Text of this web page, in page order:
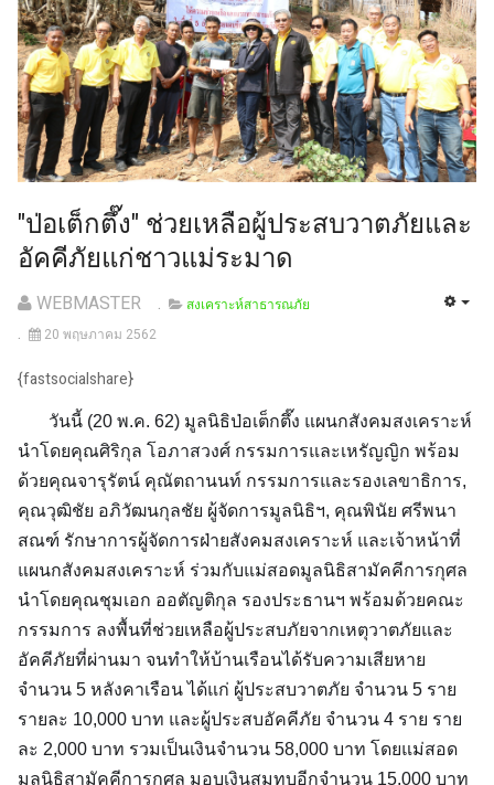
"ป่อเต็กตึ๊ง" ช่วยเหลือผู้ประสบวาตภัยและ
อัคคีภัยแก่ชาวแม่ระมาด
WEBMASTER
สงเคราะห์สาธารณภัย
20 พฤษภาคม 2562
{fastsocialshare}
วันนี้ (20 พ.ค. 62) มูลนิธิป่อเต็กตึ๊ง แผนกสังคมสงเคราะห์
นำโดยคุณศิริกุล โอภาสวงศ์ กรรมการและเหรัญญิก พร้อม
ด้วยคุณจารุรัตน์ คุณัตถานนท์ กรรมการและรองเลขาธิการ,
คุณวุฒิชัย อภิวัฒนกุลชัย ผู้จัดการมูลนิธิฯ, คุณพินัย ศรีพนา
สณฑ์ รักษาการผู้จัดการฝ่ายสังคมสงเคราะห์ และเจ้าหน้าที่
แผนกสังคมสงเคราะห์ ร่วมกับแม่สอดมูลนิธิสามัคคีการกุศล
นำโดยคุณชุมเอก ออตัญติกุล รองประธานฯ พร้อมด้วยคณะ
กรรมการ ลงพื้นที่ช่วยเหลือผู้ประสบภัยจากเหตุวาตภัยและ
อัคคีภัยที่ผ่านมา จนทำให้บ้านเรือนได้รับความเสียหาย
จำนวน 5 หลังคาเรือน ได้แก่ ผู้ประสบวาตภัย จำนวน 5 ราย
รายละ 10,000 บาท และผู้ประสบอัคคีภัย จำนวน 4 ราย ราย
ละ 2,000 บาท รวมเป็นเงินจำนวน 58,000 บาท โดยแม่สอด
มูลนิธิสามัคคีการกุศล มอบเงินสมทบอีกจำนวน 15,000 บาท